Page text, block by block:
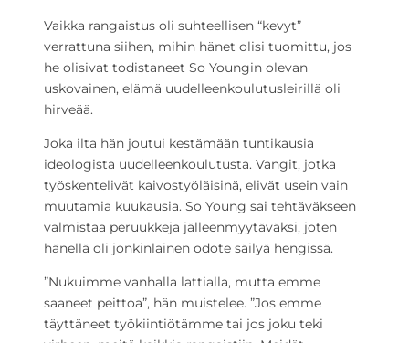
Vaikka rangaistus oli suhteellisen “kevyt”
verrattuna siihen, mihin hänet olisi tuomittu, jos
he olisivat todistaneet So Youngin olevan
uskovainen, elämä uudelleenkoulutusleirillä oli
hirveää.
Joka ilta hän joutui kestämään tuntikausia
ideologista uudelleenkoulutusta. Vangit, jotka
työskentelivät kaivostyöläisinä, elivät usein vain
muutamia kuukausia. So Young sai tehtäväkseen
valmistaa peruukkeja jälleenmyytäväksi, joten
hänellä oli jonkinlainen odote säilyä hengissä.
”Nukuimme vanhalla lattialla, mutta emme
saaneet peittoa”, hän muistelee. ”Jos emme
täyttäneet työkiintiötämme tai jos joku teki